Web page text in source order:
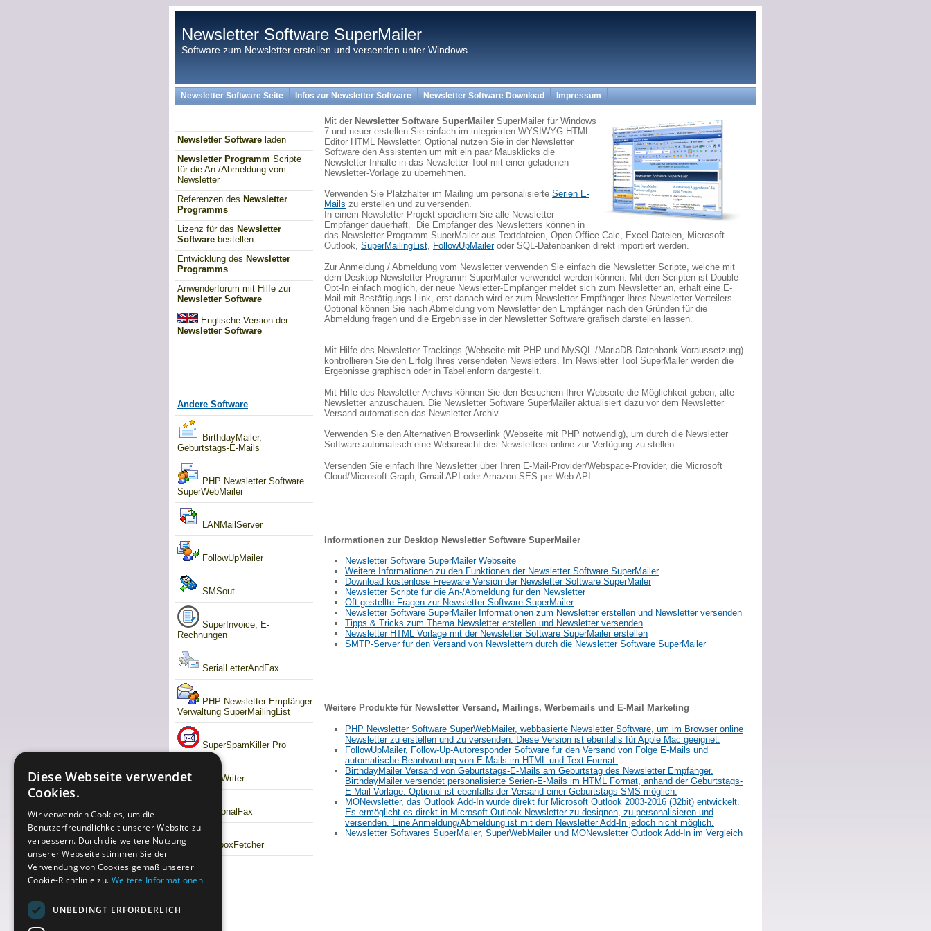
Newsletter Software SuperMailer
Software zum Newsletter erstellen und versenden unter Windows
Newsletter Software Seite Infos zur Newsletter Software Newsletter Software Download Impressum
Mit der Newsletter Software SuperMailer SuperMailer für Windows
7 und neuer erstellen Sie einfach im integrierten WYSIWYG HTML
Editor HTML Newsletter. Optional nutzen Sie in der Newsletter
Software den Assistenten um mit ein paar Mausklicks die
Newsletter-Inhalte in das Newsletter Tool mit einer geladenen
Newsletter-Vorlage zu übernehmen.
Verwenden Sie Platzhalter im Mailing um personalisierte Serien E-
Mails zu erstellen und zu versenden.
In einem Newsletter Projekt speichern Sie alle Newsletter
Empfänger dauerhaft. Die Empfänger des Newsletters können in
das Newsletter Programm SuperMailer aus Textdateien, Open Office Calc, Excel Dateien, Microsoft
Outlook, SuperMailingList, FollowUpMaileroder SQL-Datenbanken direkt importiert werden.
Zur Anmeldung / Abmeldung vom Newsletter verwenden Sie einfach die Newsletter Scripte, welche mit
dem Desktop Newsletter Programm SuperMailer verwendet werden können. Mit den Scripten ist Double-
Opt-In einfach möglich, der neue Newsletter-Empfänger meldet sich zum Newsletter an, erhält eine E-
Mail mit Bestätigungs-Link, erst danach wird er zum Newsletter Empfänger Ihres Newsletter Verteilers.
Optional können Sie nach Abmeldung vom Newsletter den Empfänger nach den Gründen für die
Abmeldung fragen und die Ergebnisse in der Newsletter Software grafisch darstellen lassen.
Mit Hilfe des Newsletter Trackings (Webseite mit PHP und MySQL-/MariaDB-Datenbank Voraussetzung)
kontrollieren Sie den Erfolg Ihres versendeten Newsletters. Im Newsletter Tool SuperMailer werden die
Ergebnisse graphisch oder in Tabellenform dargestellt.
Mit Hilfe des Newsletter Archivs können Sie den Besuchern Ihrer Webseite die Möglichkeit geben, alte
Newsletter anzuschauen. Die Newsletter Software SuperMailer aktualisiert dazu vor dem Newsletter
Versand automatisch das Newsletter Archiv.
Verwenden Sie den Alternativen Browserlink (Webseite mit PHP notwendig), um durch die Newsletter
Software automatisch eine Webansicht des Newsletters online zur Verfügung zu stellen.
Versenden Sie einfach Ihre Newsletter über Ihren E-Mail-Provider/Webspace-Provider, die Microsoft
Cloud/Microsoft Graph, Gmail API oder Amazon SES per Web API.
Informationen zur Desktop Newsletter Software SuperMailer
Newsletter Software SuperMailer Webseite
Weitere Informationen zu den Funktionen der Newsletter Software SuperMailer
Download kostenlose Freeware Version der Newsletter Software SuperMailer
Newsletter Scripte für die An-/Abmeldung für den Newsletter
Oft gestellte Fragen zur Newsletter Software SuperMailer
Newsletter Software SuperMailer Informationen zum Newsletter erstellen und Newsletter versenden
Tipps & Tricks zum Thema Newsletter erstellen und Newsletter versenden
Newsletter HTML Vorlage mit der Newsletter Software SuperMailer erstellen
SMTP-Server für den Versand von Newslettern durch die Newsletter Software SuperMailer
Weitere Produkte für Newsletter Versand, Mailings, Werbemails und E-Mail Marketing
PHP Newsletter Software SuperWebMailer, webbasierte Newsletter Software, um im Browser online
Newsletter zu erstellen und zu versenden. Diese Version ist ebenfalls für Apple Mac geeignet.
FollowUpMailer, Follow-Up-Autoresponder Software für den Versand von Folge E-Mails und
automatische Beantwortung von E-Mails im HTML und Text Format.
BirthdayMailer Versand von Geburtstags-E-Mails am Geburtstag des Newsletter Empfänger.
BirthdayMailer versendet personalisierte Serien-E-Mails im HTML Format, anhand der Geburtstags-
E-Mail-Vorlage. Optional ist ebenfalls der Versand einer Geburtstags SMS möglich.
MONewsletter, das Outlook Add-In wurde direkt für Microsoft Outlook 2003-2016 (32bit) entwickelt.
Es ermöglicht es direkt in Microsoft Outlook Newsletter zu designen, zu personalisieren und
versenden. Eine Anmeldung/Abmeldung ist mit dem Newsletter Add-In jedoch nicht möglich.
Newsletter Softwares SuperMailer, SuperWebMailer und MONewsletter Outlook Add-In im Vergleich
Newsletter Software laden
Newsletter Programm Scripte
für die An-/Abmeldung vom
Newsletter
Referenzen des Newsletter
Programms
Lizenz für das Newsletter
Software bestellen
Entwicklung des Newsletter
Programms
Anwenderforum mit Hilfe zur
Newsletter Software
Englische Version der
Newsletter Software
Andere Software
BirthdayMailer,
Geburtstags-E-Mails
PHP Newsletter Software
SuperWebMailer
LANMailServer
FollowUpMailer
SMSout
SuperInvoice, E-
Rechnungen
SerialLetterAndFax
PHP Newsletter Empfänger
Verwaltung SuperMailingList
SuperSpamKiller Pro
RSSWriter
PersonalFax
MailboxFetcher
Diese Webseite verwendet
Cookies.
Wir verwenden Cookies, um die
Benutzerfreundlichkeit unserer Website zu
verbessern. Durch die weitere Nutzung
unserer Webseite stimmen Sie der
Verwendung von Cookies gemäß unserer
Cookie-Richtlinie zu. Weitere Informationen
UNBEDINGT ERFORDERLICH